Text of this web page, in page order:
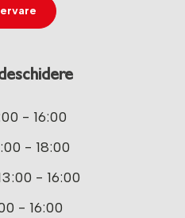
- 16:00
- 18:00
- 16:00
- 16:00